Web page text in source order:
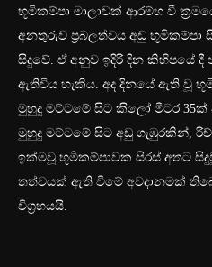
භූමිකම්පා මාලාවක් ආරම්භ වී
අනතුරුව ප්‍රබලත්වය අඩු භූමිකම්පා
සිදුවේ. ඒ අනුව ඉදිරි දින කිහිපයේ දී
ඇතිවිය හැකිය. අද දිනයේ ඇති වූ
මුහුදු මට්ටමේ සිට ක‍ිලෝ මීටර 35ක්
මුහුදු මට්ටමේ සිට අඩු ගැඹුරකින්,
ඉක්මවූ භූමිකම්පාවක සිරස් අතට
තත්වයක් ඇති වීමේ අවදානමක්
විග්‍රහයයි.